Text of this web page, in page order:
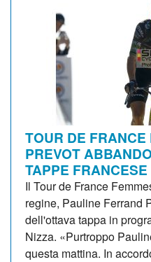
TOUR DE
PREVOT
TAPPE FRANCESE
Il Tour de France
regine, Pauline Ferrand
dell'ottava tappa in
Nizza. «Purtroppo
questa mattina. In